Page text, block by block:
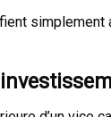
simplement